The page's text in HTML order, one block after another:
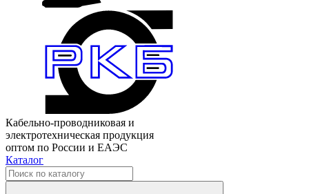
Кабельно-проводниковая и
электротехническая продукция
оптом по России и ЕАЭС
Каталог